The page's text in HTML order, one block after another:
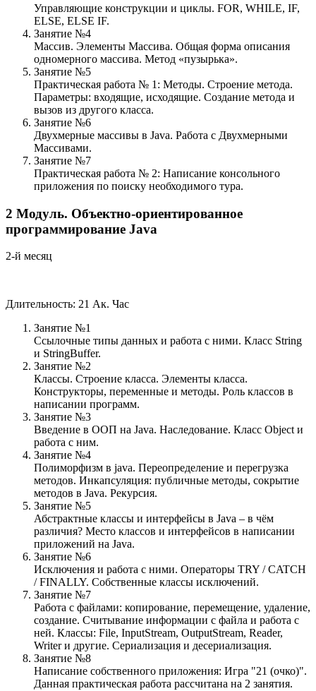
Управляющие конструкции и циклы. FOR, WHILE, IF,
ELSE, ELSE IF.
Занятие №4
Массив. Элементы Массива. Общая форма описания
одномерного массива. Метод «пузырька».
Занятие №5
Практическая работа № 1: Методы. Строение метода.
Параметры: входящие, исходящие. Создание метода и
вызов из другого класса.
Занятие №6
Двухмерные массивы в Java. Работа с Двухмерными
Массивами.
Занятие №7
Практическая работа № 2: Написание консольного
приложения по поиску необходимого тура.
2 Модуль. Объектно-ориентированное
программирование Java
2-й месяц
Длительность: 21 Ак. Час
Занятие №1
Ссылочные типы данных и работа с ними. Класс String
и StringBuffer.
Занятие №2
Классы. Строение класса. Элементы класса.
Конструкторы, переменные и методы. Роль классов в
написании программ.
Занятие №3
Введение в ООП на Java. Наследование. Класс Object и
работа с ним.
Занятие №4
Полиморфизм в java. Переопределение и перегрузка
методов. Инкапсуляция: публичные методы, сокрытие
методов в Java. Рекурсия.
Занятие №5
Абстрактные классы и интерфейсы в Java – в чём
различия? Место классов и интерфейсов в написании
приложений на Java.
Занятие №6
Исключения и работа с ними. Операторы TRY / CATCH
/ FINALLY. Собственные классы исключений.
Занятие №7
Работа с файлами: копирование, перемещение, удаление,
создание. Считывание информации с файла и работа с
ней. Классы: File, InputStream, OutputStream, Reader,
Writer и другие. Сериализация и десериализация.
Занятие №8
Написание собственного приложения: Игра "21 (очко)".
Данная практическая работа рассчитана на 2 занятия.